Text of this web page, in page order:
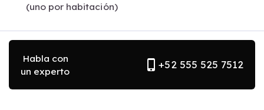
(uno por habitación)
Habla con
un experto
phone_iphone+52 555 525 7512